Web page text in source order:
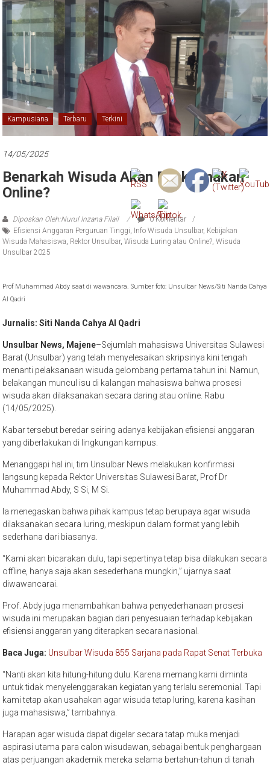
Kampusiana Terbaru Terkini
14/05/2025
Benarkah Wisuda Akan Dilaksanakan
Online?
Diposkan Oleh:Nurul Inzana Filail
0 Komentar
Efisiensi Anggaran Perguruan Tinggi, Info Wisuda Unsulbar, Kebijakan
Wisuda Mahasiswa, Rektor Unsulbar,Wisuda Luring atau Online?,Wisuda
Unsulbar 2025
Prof Muhammad Abdy saat di wawancara. Sumber foto: Unsulbar News/Siti Nanda Cahya
Al Qadri
Jurnalis: Siti Nanda Cahya Al Qadri
Unsulbar News, Majene–Sejumlah mahasiswa Universitas Sulawesi
Barat (Unsulbar) yang telah menyelesaikan skripsinya kini tengah
menanti pelaksanaan wisuda gelombang pertama tahun ini. Namun,
belakangan muncul isu di kalangan mahasiswa bahwa prosesi
wisuda akan dilaksanakan secara daring atau online. Rabu
(14/05/2025).
Kabar tersebut beredar seiring adanya kebijakan efisiensi anggaran
yang diberlakukan di lingkungan kampus.
Menanggapi hal ini, tim Unsulbar News melakukan konfirmasi
langsung kepada Rektor Universitas Sulawesi Barat, Prof Dr
Muhammad Abdy, S Si, M Si.
Ia menegaskan bahwa pihak kampus tetap berupaya agar wisuda
dilaksanakan secara luring, meskipun dalam format yang lebih
sederhana dari biasanya.
“Kami akan bicarakan dulu, tapi sepertinya tetap bisa dilakukan secara
offline, hanya saja akan sesederhana mungkin,” ujarnya saat
diwawancarai.
Prof. Abdy juga menambahkan bahwa penyederhanaan prosesi
wisuda ini merupakan bagian dari penyesuaian terhadap kebijakan
efisiensi anggaran yang diterapkan secara nasional.
Baca Juga: Unsulbar Wisuda 855 Sarjana pada Rapat Senat Terbuka
“Nanti akan kita hitung-hitung dulu. Karena memang kami diminta
untuk tidak menyelenggarakan kegiatan yang terlalu seremonial. Tapi
kami tetap akan usahakan agar wisuda tetap luring, karena kasihan
juga mahasiswa,” tambahnya.
Harapan agar wisuda dapat digelar secara tatap muka menjadi
aspirasi utama para calon wisudawan, sebagai bentuk penghargaan
atas perjuangan akademik mereka selama bertahun-tahun di tanah